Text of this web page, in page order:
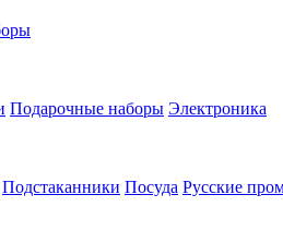
Подарочные наборы Электроника
Подстаканники Посуда Русские